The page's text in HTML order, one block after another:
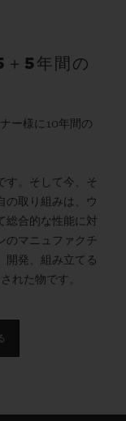
＋5年間の
ー様に10年間の
す。そして今、そ
の取り組みは、ウ
総合的な性能に対
のマニュファクチ
開発、組み立てる
れた物です。